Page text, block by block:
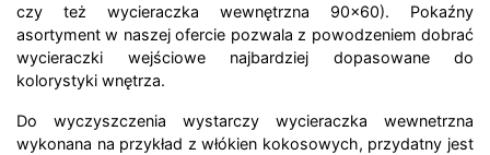
czy też wycieraczka wewnętrzna 90x60). Pokaźny
asortyment w naszej ofercie pozwala z powodzeniem dobrać
wycieraczki wejściowe najbardziej dopasowane do
kolorystyki wnętrza.
Do wyczyszczenia wystarczy wycieraczka wewnetrzna
wykonana na przykład z włókien kokosowych, przydatny jest